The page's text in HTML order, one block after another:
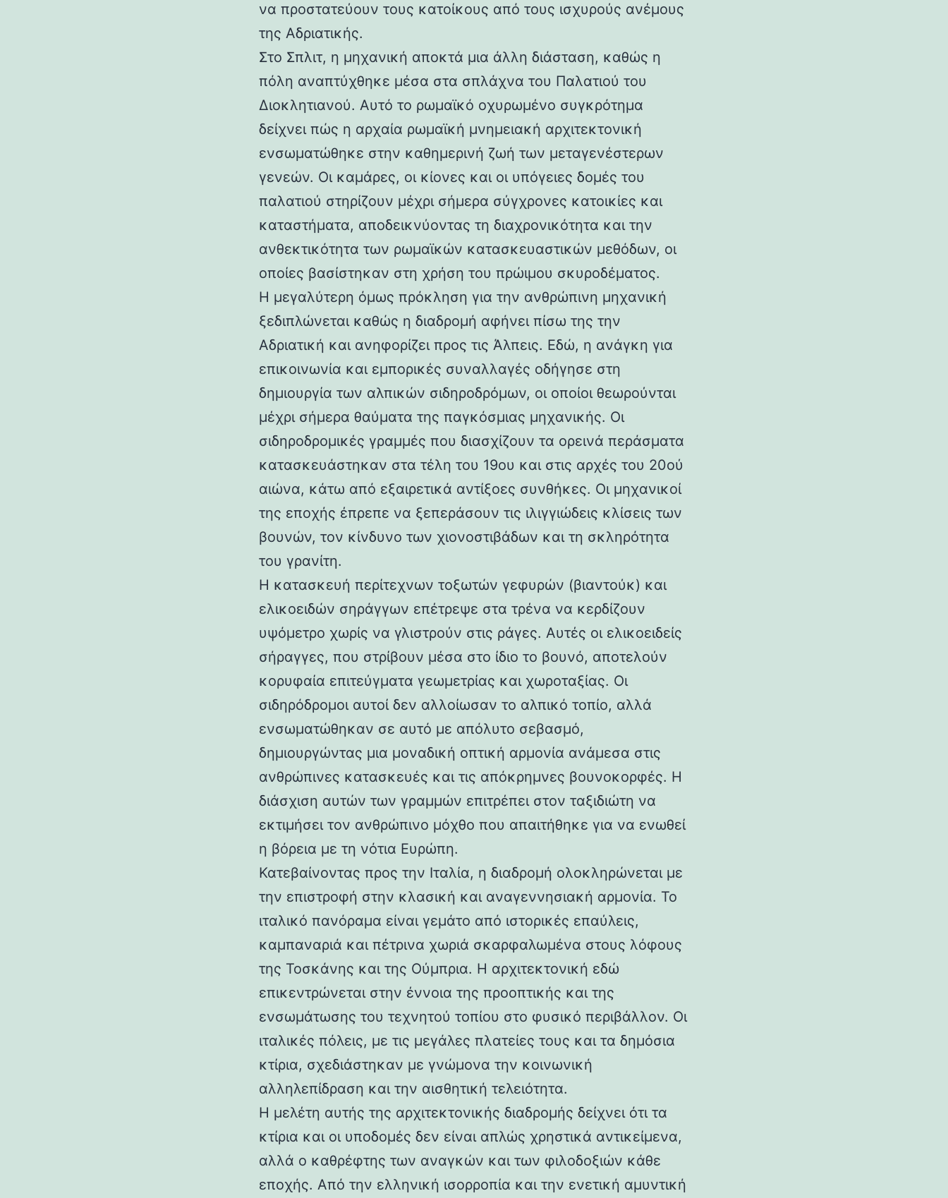
να προστατεύουν τους κατοίκους από τους ισχυρούς ανέμους
της Αδριατικής.
Στο Σπλιτ, η μηχανική αποκτά μια άλλη διάσταση, καθώς η
πόλη αναπτύχθηκε μέσα στα σπλάχνα του Παλατιού του
Διοκλητιανού. Αυτό το ρωμαϊκό οχυρωμένο συγκρότημα
δείχνει πώς η αρχαία ρωμαϊκή μνημειακή αρχιτεκτονική
ενσωματώθηκε στην καθημερινή ζωή των μεταγενέστερων
γενεών. Οι καμάρες, οι κίονες και οι υπόγειες δομές του
παλατιού στηρίζουν μέχρι σήμερα σύγχρονες κατοικίες και
καταστήματα, αποδεικνύοντας τη διαχρονικότητα και την
ανθεκτικότητα των ρωμαϊκών κατασκευαστικών μεθόδων, οι
οποίες βασίστηκαν στη χρήση του πρώιμου σκυροδέματος.
Η μεγαλύτερη όμως πρόκληση για την ανθρώπινη μηχανική
ξεδιπλώνεται καθώς η διαδρομή αφήνει πίσω της την
Αδριατική και ανηφορίζει προς τις Άλπεις. Εδώ, η ανάγκη για
επικοινωνία και εμπορικές συναλλαγές οδήγησε στη
δημιουργία των αλπικών σιδηροδρόμων, οι οποίοι θεωρούνται
μέχρι σήμερα θαύματα της παγκόσμιας μηχανικής. Οι
σιδηροδρομικές γραμμές που διασχίζουν τα ορεινά περάσματα
κατασκευάστηκαν στα τέλη του 19ου και στις αρχές του 20ού
αιώνα, κάτω από εξαιρετικά αντίξοες συνθήκες. Οι μηχανικοί
της εποχής έπρεπε να ξεπεράσουν τις ιλιγγιώδεις κλίσεις των
βουνών, τον κίνδυνο των χιονοστιβάδων και τη σκληρότητα
του γρανίτη.
Η κατασκευή περίτεχνων τοξωτών γεφυρών (βιαντούκ) και
ελικοειδών σηράγγων επέτρεψε στα τρένα να κερδίζουν
υψόμετρο χωρίς να γλιστρούν στις ράγες. Αυτές οι ελικοειδείς
σήραγγες, που στρίβουν μέσα στο ίδιο το βουνό, αποτελούν
κορυφαία επιτεύγματα γεωμετρίας και χωροταξίας. Οι
σιδηρόδρομοι αυτοί δεν αλλοίωσαν το αλπικό τοπίο, αλλά
ενσωματώθηκαν σε αυτό με απόλυτο σεβασμό,
δημιουργώντας μια μοναδική οπτική αρμονία ανάμεσα στις
ανθρώπινες κατασκευές και τις απόκρημνες βουνοκορφές. Η
διάσχιση αυτών των γραμμών επιτρέπει στον ταξιδιώτη να
εκτιμήσει τον ανθρώπινο μόχθο που απαιτήθηκε για να ενωθεί
η βόρεια με τη νότια Ευρώπη.
Κατεβαίνοντας προς την Ιταλία, η διαδρομή ολοκληρώνεται με
την επιστροφή στην κλασική και αναγεννησιακή αρμονία. Το
ιταλικό πανόραμα είναι γεμάτο από ιστορικές επαύλεις,
καμπαναριά και πέτρινα χωριά σκαρφαλωμένα στους λόφους
της Τοσκάνης και της Ούμπρια. Η αρχιτεκτονική εδώ
επικεντρώνεται στην έννοια της προοπτικής και της
ενσωμάτωσης του τεχνητού τοπίου στο φυσικό περιβάλλον. Οι
ιταλικές πόλεις, με τις μεγάλες πλατείες τους και τα δημόσια
κτίρια, σχεδιάστηκαν με γνώμονα την κοινωνική
αλληλεπίδραση και την αισθητική τελειότητα.
Η μελέτη αυτής της αρχιτεκτονικής διαδρομής δείχνει ότι τα
κτίρια και οι υποδομές δεν είναι απλώς χρηστικά αντικείμενα,
αλλά ο καθρέφτης των αναγκών και των φιλοδοξιών κάθε
εποχής. Από την ελληνική ισορροπία και την ενετική αμυντική